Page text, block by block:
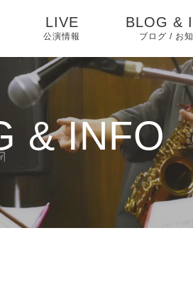
LIVE
公演情報
BLOG &
ブログ / お
お知らせ
ブログ
ピックアッ
& INFO